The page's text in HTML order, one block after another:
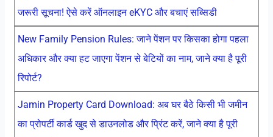
जरूरी सूचना! ऐसे करें ऑनलाइन eKYC और बचाएं सब्सिडी
New Family Pension Rules: जाने पेंशन पर किसका होगा पहला
अधिकार और क्या हट जाएगा पेंशन से बेटियों का नाम, जाने क्या है पूरी
रिपोर्ट?
Jamin Property Card Download: अब घर बैठे किसी भी जमीन
का प्रोपर्टी कार्ड खुद से डाउनलोड और प्रिंट करें, जाने क्या है पूरी